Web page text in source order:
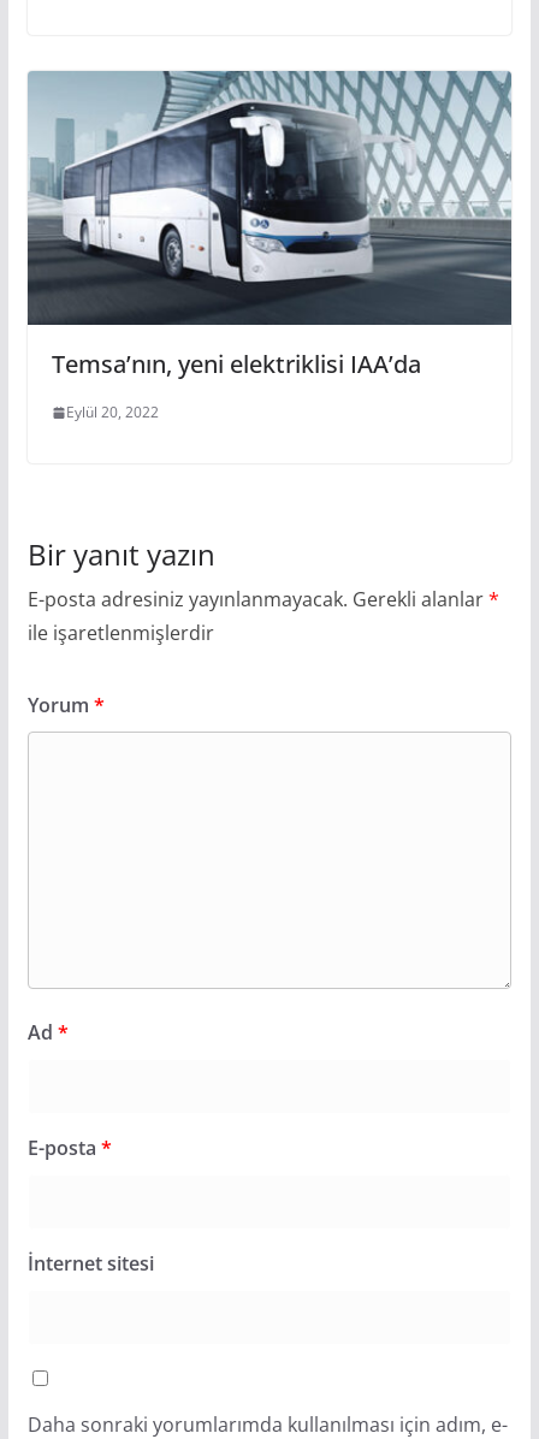
Temsa’nın, yeni elektriklisi IAA’da
Eylül 20, 2022
Bir yanıt yazın
E-posta adresiniz yayınlanmayacak. Gerekli alanlar*
ile işaretlenmişlerdir
Yorum *
Ad *
E-posta *
İnternet sitesi
Daha sonraki yorumlarımda kullanılması için adım, e-